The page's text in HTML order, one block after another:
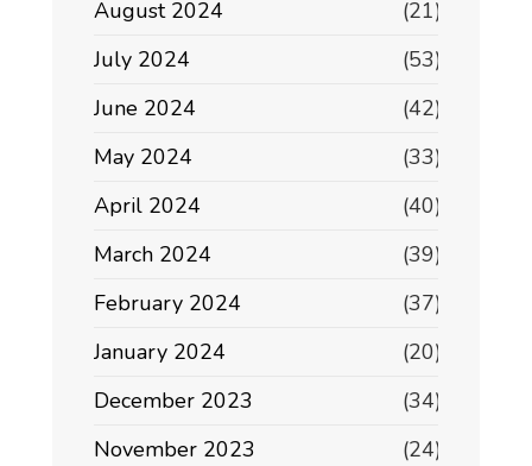
August 2024
(21)
July 2024
(53)
June 2024
(42)
May 2024
(33)
April 2024
(40)
March 2024
(39)
February 2024
(37)
January 2024
(20)
December 2023
(34)
November 2023
(24)